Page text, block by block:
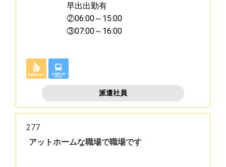
早出出勤有
②06:00～15:00
③07:00～16:00
派遣社員
277
アットホームな職場で職場です